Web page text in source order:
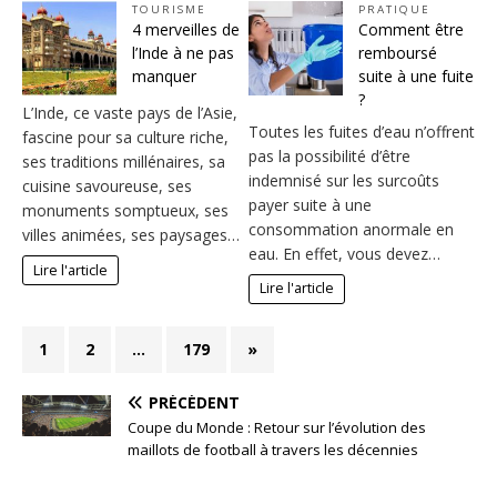
TOURISME
4 merveilles de
l’Inde à ne pas
manquer
L’Inde, ce vaste pays de l’Asie,
fascine pour sa culture riche,
ses traditions millénaires, sa
cuisine savoureuse, ses
monuments somptueux, ses
villes animées, ses paysages…
Lire l'article
PRATIQUE
Comment être
remboursé
suite à une fuite
?
Toutes les fuites d’eau n’offrent
pas la possibilité d’être
indemnisé sur les surcoûts
payer suite à une
consommation anormale en
eau. En effet, vous devez…
Lire l'article
1 2 … 179 »
PRÉCÉDENT
Coupe du Monde : Retour sur l’évolution des
maillots de football à travers les décennies